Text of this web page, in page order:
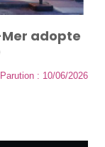
adopte
Parution : 10/06/2026